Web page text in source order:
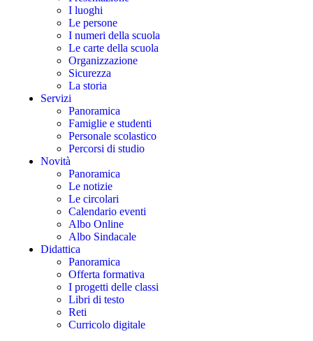
I luoghi
Le persone
I numeri della scuola
Le carte della scuola
Organizzazione
Sicurezza
La storia
Servizi
Panoramica
Famiglie e studenti
Personale scolastico
Percorsi di studio
Novità
Panoramica
Le notizie
Le circolari
Calendario eventi
Albo Online
Albo Sindacale
Didattica
Panoramica
Offerta formativa
I progetti delle classi
Libri di testo
Reti
Curricolo digitale